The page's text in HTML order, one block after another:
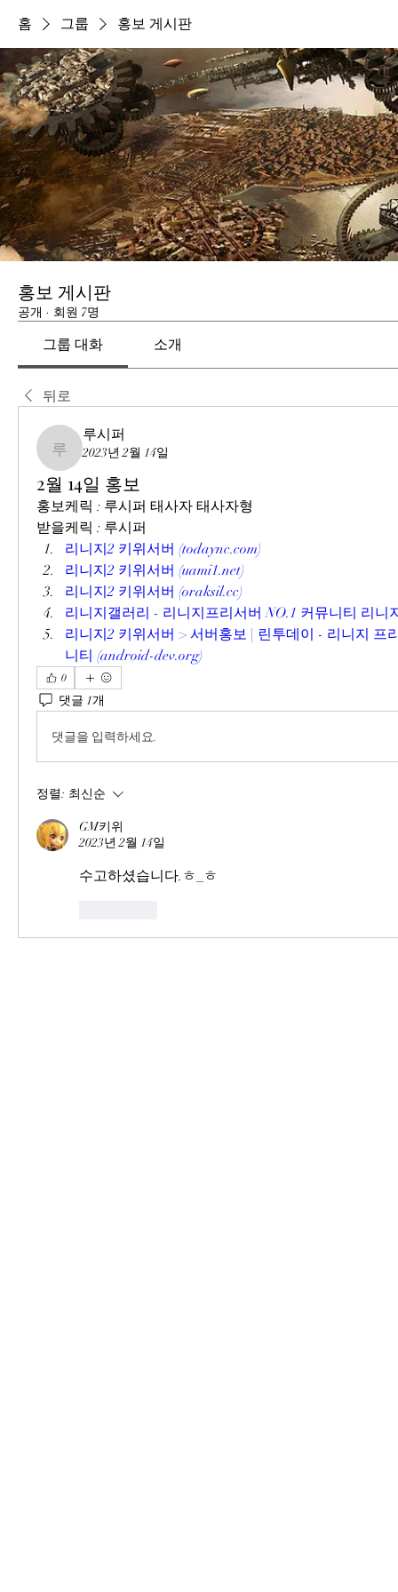
홈 그룹 홍보 게시판
홍보 게시판
공개 · 회원 7명
그룹 대화 소개
뒤로
루시퍼
루시퍼
2023년 2월 14일
2월 14일 홍보
홍보케릭 : 루시퍼 태사자 태사자형
받을케릭 : 루시퍼
리니지2 키위서버 (todaync.com)
리니지2 키위서버 (uami1.net)
리니지2 키위서버 (oraksil.cc)
리니지갤러리 - 리니지프리서버 NO.1 커뮤니티 리니
리니지2 키위서버 > 서버홍보 | 린투데이 - 리니지 프
니티 (android-dev.org)
0
댓글 1개
댓글을 입력하세요.
정렬: 최신순
GM키위
2023년 2월 14일
수고하셨습니다.ㅎ_ㅎ